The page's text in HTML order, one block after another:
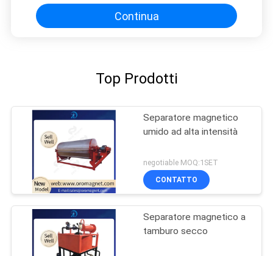
Continua
Top Prodotti
Separatore magnetico
umido ad alta intensità
negotiable MOQ:1SET
CONTATTO
Separatore magnetico a
tamburo secco